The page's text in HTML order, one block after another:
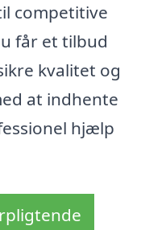
competitive
får et tilbud
kvalitet og
at indhente
hjælp